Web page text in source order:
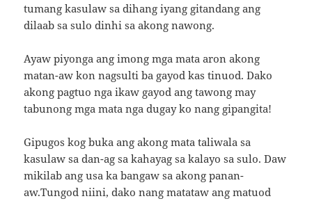
tumang kasulaw sa dihang iyang gitandang ang
dilaab sa sulo dinhi sa akong nawong.
Ayaw piyonga ang imong mga mata aron akong
matan-aw kon nagsulti ba gayod kas tinuod. Dako
akong pagtuo nga ikaw gayod ang tawong may
tabunong mga mata nga dugay ko nang gipangita!
Gipugos kog buka ang akong mata taliwala sa
kasulaw sa dan-ag sa kahayag sa kalayo sa sulo. Daw
mikilab ang usa ka bangaw sa akong panan-
aw.Tungod niini, dako nang matataw ang matuod